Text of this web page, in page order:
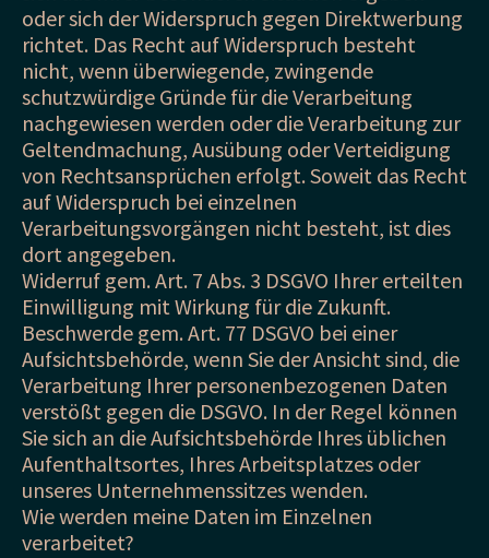
oder sich der Widerspruch gegen Direktwerbung
richtet. Das Recht auf Widerspruch besteht
nicht, wenn überwiegende, zwingende
schutzwürdige Gründe für die Verarbeitung
nachgewiesen werden oder die Verarbeitung zur
Geltendmachung, Ausübung oder Verteidigung
von Rechtsansprüchen erfolgt. Soweit das Recht
auf Widerspruch bei einzelnen
Verarbeitungsvorgängen nicht besteht, ist dies
dort angegeben.
Widerruf gem. Art. 7 Abs. 3 DSGVO Ihrer erteilten
Einwilligung mit Wirkung für die Zukunft.
Beschwerde gem. Art. 77 DSGVO bei einer
Aufsichtsbehörde, wenn Sie der Ansicht sind, die
Verarbeitung Ihrer personenbezogenen Daten
verstößt gegen die DSGVO. In der Regel können
Sie sich an die Aufsichtsbehörde Ihres üblichen
Aufenthaltsortes, Ihres Arbeitsplatzes oder
unseres Unternehmenssitzes wenden.
Wie werden meine Daten im Einzelnen
verarbeitet?